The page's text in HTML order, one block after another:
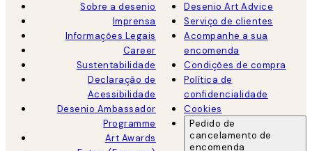
Sobre a desenio
Imprensa
Informações Legais
Career
Sustentabilidade
Declaração de
Acessibilidade
Desenio Ambassador
Programme
Art Awards
Desenio Art Advice
Serviço de clientes
Acompanhe a sua
encomenda
Condições de compra
Política de
confidencialidade
Cookies
Pedido de
cancelamento de
encomenda